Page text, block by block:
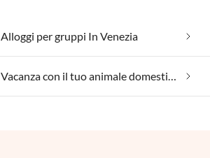
Alloggi per gruppi In Venezia
Vacanza con il tuo animale domestico In Venezia